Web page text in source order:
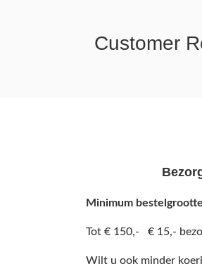
Customer
Minimum
Tot € 150,- € 15,-
Wilt u ook minder